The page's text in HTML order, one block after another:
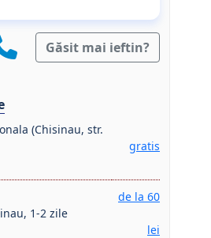
Găsit mai ieftin?
(Chisinau, str.
gratis
1-2 zile
de la 60
lei